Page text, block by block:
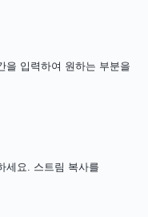
을 입력하여 원하는 부분을
세요. 스트림 복사를